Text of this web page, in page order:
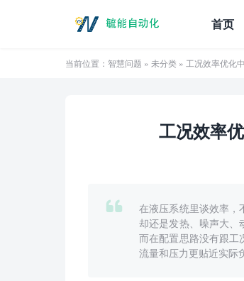
首页
当前位置： 智慧问题 » 未分类 » 工况效率优化
工况效率
在液压系统里谈效率，
却还是发热、噪声大、
而在配置思路没有跟工
流量和压力更贴近实际